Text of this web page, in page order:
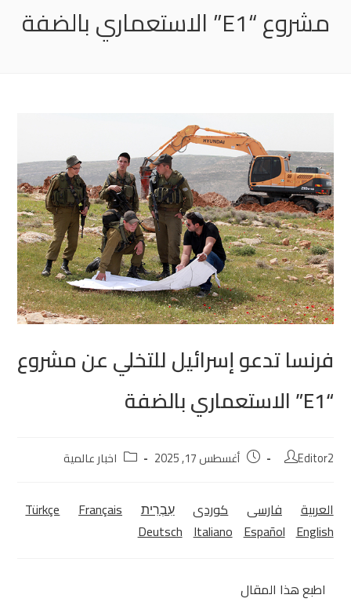
مشروع “E1” الاستعماري بالضفة
فرنسا تدعو إسرائيل للتخلي عن مشروع
“E1” الاستعماري بالضفة
Editor2 أغسطس 17, 2025 اخبار عالمية
العربية فارسی كوردی‎ עִבְרִית Türkçe
Français
Deutsch Italiano Español English
اطبع هذا المقال